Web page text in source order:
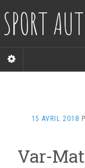
SPORT
15 AVRIL 2018
Var-